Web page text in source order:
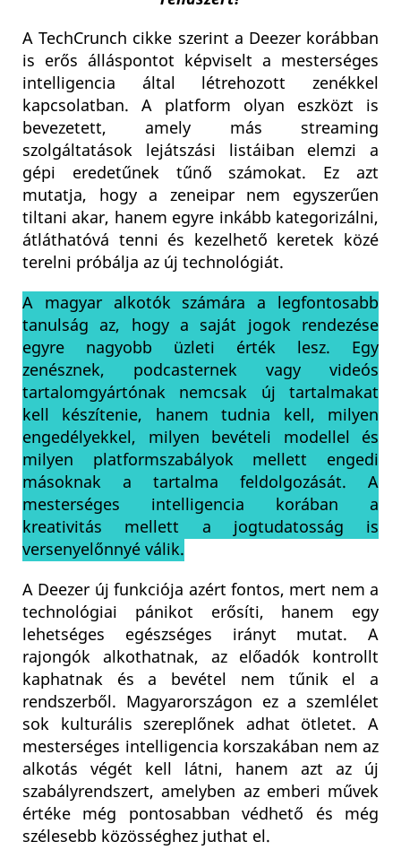
A TechCrunch cikke szerint a Deezer korábban
is erős álláspontot képviselt a mesterséges
intelligencia által létrehozott zenékkel
kapcsolatban. A platform olyan eszközt is
bevezetett, amely más streaming
szolgáltatások lejátszási listáiban elemzi a
gépi eredetűnek tűnő számokat. Ez azt
mutatja, hogy a zeneipar nem egyszerűen
tiltani akar, hanem egyre inkább kategorizálni,
átláthatóvá tenni és kezelhető keretek közé
terelni próbálja az új technológiát.
A magyar alkotók számára a legfontosabb
tanulság az, hogy a saját jogok rendezése
egyre nagyobb üzleti érték lesz. Egy
zenésznek, podcasternek vagy videós
tartalomgyártónak nemcsak új tartalmakat
kell készítenie, hanem tudnia kell, milyen
engedélyekkel, milyen bevételi modellel és
milyen platformszabályok mellett engedi
másoknak a tartalma feldolgozását. A
mesterséges intelligencia korában a
kreativitás mellett a jogtudatosság is
versenyelőnnyé válik.
A Deezer új funkciója azért fontos, mert nem a
technológiai pánikot erősíti, hanem egy
lehetséges egészséges irányt mutat. A
rajongók alkothatnak, az előadók kontrollt
kaphatnak és a bevétel nem tűnik el a
rendszerből. Magyarországon ez a szemlélet
sok kulturális szereplőnek adhat ötletet. A
mesterséges intelligencia korszakában nem az
alkotás végét kell látni, hanem azt az új
szabályrendszert, amelyben az emberi művek
értéke még pontosabban védhető és még
szélesebb közösséghez juthat el.